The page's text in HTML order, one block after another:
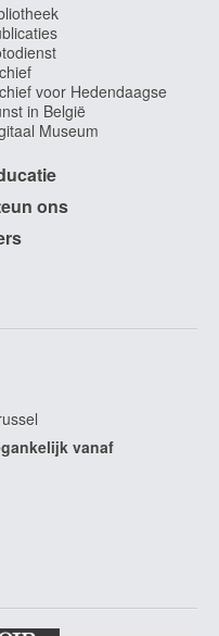
voor Hedendaagse
in België
Museum
ons
vanaf